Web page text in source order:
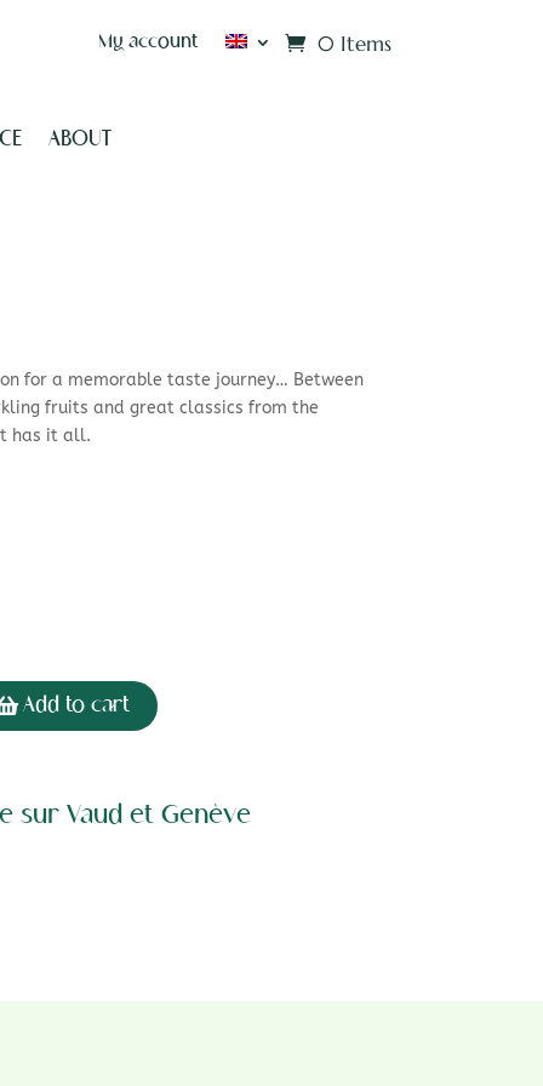
My account 0 Items
ABOUT
for a memorable taste journey… Between
fruits and great classics from the
has it all.
Add to cart
sur Vaud et Genève